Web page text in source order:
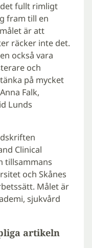
fullt rimligt
fram till en
är att
räcker inte det.
också vara
och
på mycket
Falk,
Lunds
Clinical
tillsammans
och Skånes
Målet är
sjukvård
artikeln